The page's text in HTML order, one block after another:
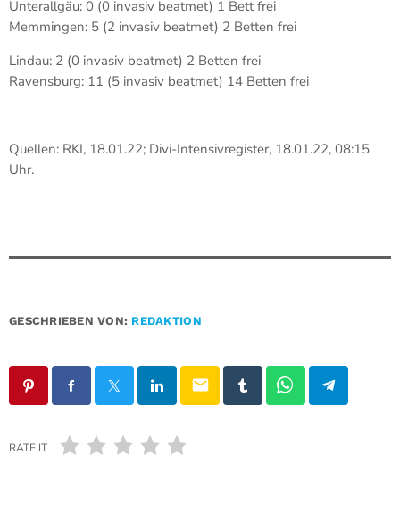
Unterallgäu: 0 (0 invasiv beatmet) 1 Bett frei
Memmingen: 5 (2 invasiv beatmet) 2 Betten frei
Lindau: 2 (0 invasiv beatmet) 2 Betten frei
Ravensburg: 11 (5 invasiv beatmet) 14 Betten frei
Quellen: RKI, 18.01.22; Divi-Intensivregister, 18.01.22, 08:15
Uhr.
GESCHRIEBEN VON: REDAKTION
email
RATE IT